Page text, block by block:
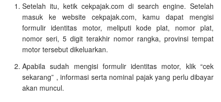
Setelah itu, ketik cekpajak.com di search engine. Setelah
masuk ke website cekpajak.com, kamu dapat mengisi
formulir identitas motor, meliputi kode plat, nomor plat,
nomor seri, 5 digit terakhir nomor rangka, provinsi tempat
motor tersebut dikeluarkan.
Apabila sudah mengisi formulir identitas motor, klik “cek
sekarang” , informasi serta nominal pajak yang perlu dibayar
akan muncul.